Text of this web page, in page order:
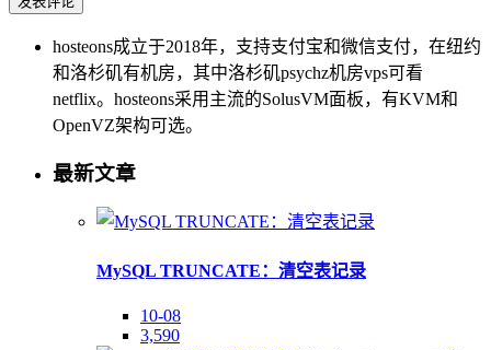
hosteons成立于2018年，支持支付宝和微信支付，在纽约
和洛杉矶有机房，其中洛杉矶psychz机房vps可看
netflix。hosteons采用主流的SolusVM面板，有KVM和
OpenVZ架构可选。
最新文章
MySQL TRUNCATE：清空表记录
10-08
3,590